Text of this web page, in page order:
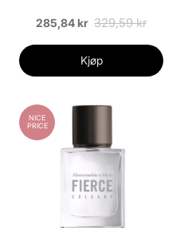
285,84 kr 329,59 kr
Kjøp
NICE
PRICE